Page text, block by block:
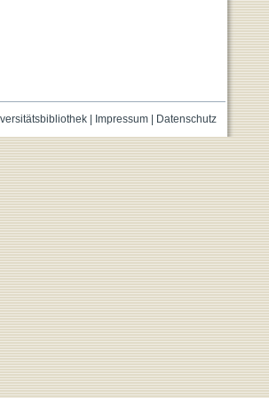
| Impressum| Datenschutz